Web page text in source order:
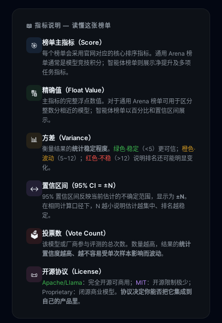
📖 指标说明 — 读懂这张榜单
🎯 榜单主指标（Score）
每个榜单会采用官网对应的核心排序指标。通用 Arena 榜
单通常是模型竞技积分；智能体榜单则展示净提升及多项
任务指标。
🔢 精确值（Float Value）
主指标的完整浮点数值。对于通用 Arena 榜单可用于区分
整数分相近的模型；智能体榜单以百分比和置信区间展
示。
📊 方差（Variance）
衡量结果的统计稳定程度。 绿色·稳定 （<5）更可信； 橙色·
波动 （5~12）； 红色·不稳 （>12）说明排名还可能明显变
化。
↔️ 置信区间（95% CI = ±N）
95% 置信区间反映当前估计的不确定范围，显示为 ±N。
在相同计算口径下，N 越小说明估计越集中、排名越稳
定。
🗳️ 投票数（Vote Count）
该模型或厂商参与评测的总次数。数量越高，结果的统计
置信度越高、越不容易受单次样本影响而波动。
📜 开源协议（License）
Apache/Llama ：完全开源可商用； MIT ：开源限制极少；
Proprietary ：闭源商业模型。 协议决定你能否把它集成到
自己的产品里。